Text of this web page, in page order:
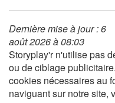
Dernière mise à jour : 6
août 2026 à 08:03
Storyplay'r n'utilise pas
ou de ciblage
cookies nécessaires au
naviguant sur notre site,